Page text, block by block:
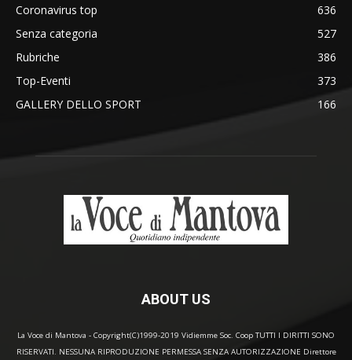
Coronavirus top
636
Senza categoria
527
Rubriche
386
Top-Eventi
373
GALLERY DELLO SPORT
166
ABOUT US
La Voce di Mantova - Copyright(C)1999-2019 Vidiemme Soc. Coop TUTTI I DIRITTI SONO
RISERVATI. NESSUNA RIPRODUZIONE PERMESSA SENZA AUTORIZZAZIONE Direttore